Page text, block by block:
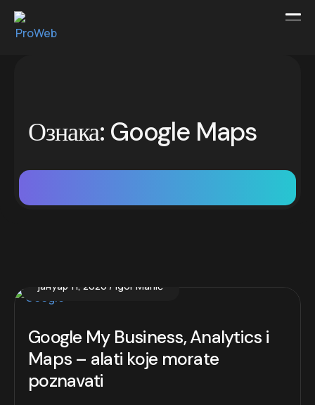
Ознака: Google Maps
јануар 11, 2026 Igor Manić
Google My Business, Analytics i
Maps – alati koje morate
poznavati